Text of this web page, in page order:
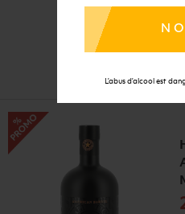
L’abus d’alcool est